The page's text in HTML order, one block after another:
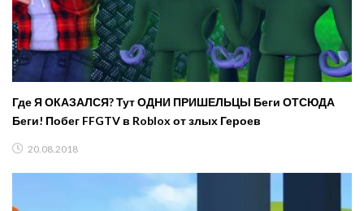
Где Я ОКАЗАЛСЯ? Тут ОДНИ ПРИШЕЛЬЦЫ Беги ОТСЮДА
Беги! Побег FFGTV в Roblox от злых Героев
20.08.2018